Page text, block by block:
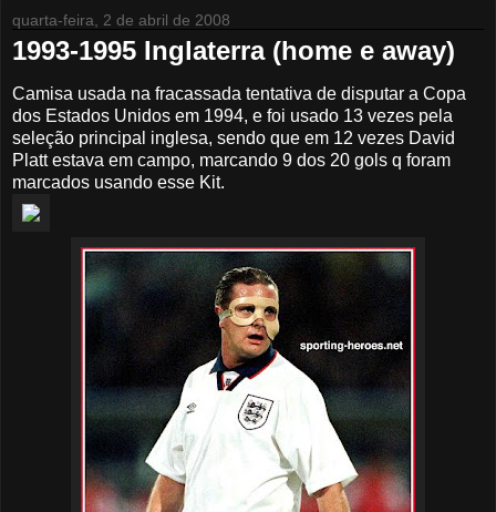
quarta-feira, 2 de abril de 2008
1993-1995 Inglaterra (home e away)
Camisa usada na fracassada tentativa de disputar a Copa
dos Estados Unidos em 1994, e foi usado 13 vezes pela
seleção principal inglesa, sendo que em 12 vezes David
Platt estava em campo, marcando 9 dos 20 gols q foram
marcados usando esse Kit.